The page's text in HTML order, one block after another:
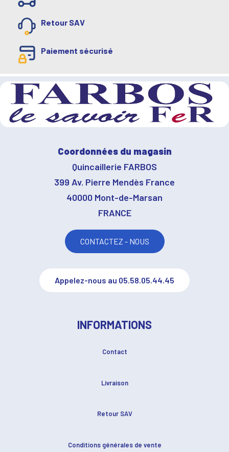
Retour SAV
Paiement sécurisé
Coordonnées du magasin
Quincaillerie FARBOS
399 Av. Pierre Mendès France
40000 Mont-de-Marsan
FRANCE
CONTACTEZ - NOUS
Appelez-nous au 05.58.05.44.45
INFORMATIONS
Contact
Livraison
Retour SAV
Conditions générales de vente